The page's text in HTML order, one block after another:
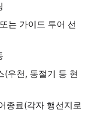
는 가이드 투어 선
우천, 동절기 등 현
종료(각자 행선지로